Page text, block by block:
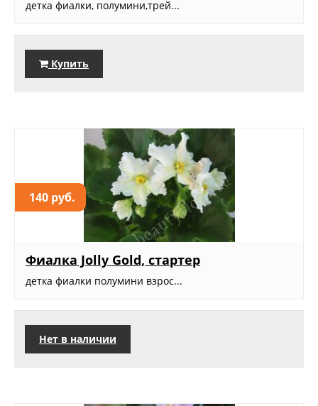
детка фиалки, полумини,трей...
Купить
140 руб.
Фиалка Jolly Gold, стартер
детка фиалки полумини взрос...
Нет в наличии